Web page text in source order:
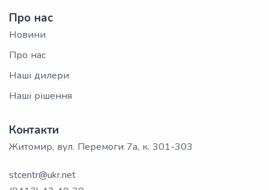
Про нас
Новини
Про нас
Наші дилери
Наші рішення
Контакти
Житомир, вул. Перемоги 7а, к. 301-303
stcentr@ukr.net